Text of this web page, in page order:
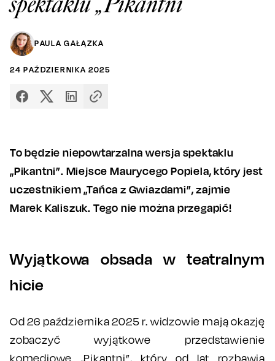
PAULA GAŁĄZKA
24 PAŹDZIERNIKA 2025
To będzie niepowtarzalna wersja spektaklu
„Pikantni”. Miejsce Maurycego Popiela, który jest
uczestnikiem „Tańca z Gwiazdami”, zajmie
Marek Kaliszuk. Tego nie można przegapić!
Wyjątkowa obsada w teatralnym
hicie
Od 26 października 2025 r. widzowie mają okazję
zobaczyć wyjątkowe przedstawienie
komediowe „Pikantni”, który od lat rozbawia